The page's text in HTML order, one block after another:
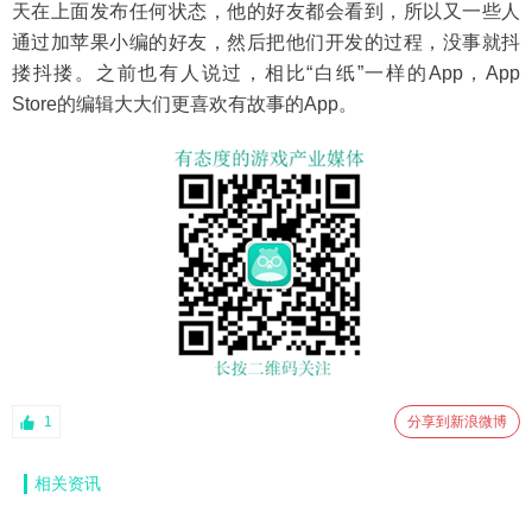
天在上面发布任何状态，他的好友都会看到，所以又一些人
通过加苹果小编的好友，然后把他们开发的过程，没事就抖
搂抖搂。之前也有人说过，相比“白纸”一样的App，App
Store的编辑大大们更喜欢有故事的App。
1 分享到新浪微博
相关资讯